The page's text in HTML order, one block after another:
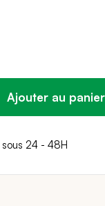
Ajouter au panier
€)en achetant ce
sous 24 - 48H
sécurisé